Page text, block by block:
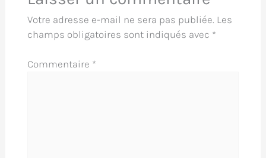
Votre adresse e-mail ne sera pas publiée. Les
champs obligatoires sont indiqués avec *
Commentaire *